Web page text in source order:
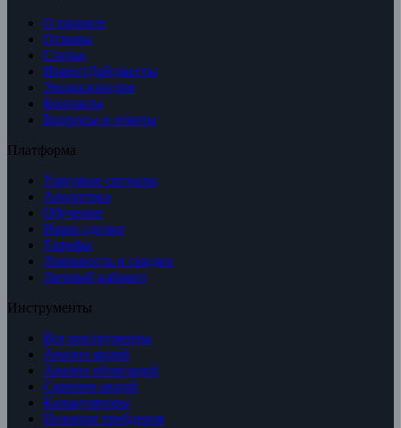
О проекте
Отзывы
Статьи
ИнвестДайджесты
Энциклопедия
Контакты
Вопросы и ответы
Платформа
Торговые сигналы
Аналитика
Обучение
Наши сделки
Тарифы
Лояльность и скидки
Личный кабинет
Инструменты
Все инструменты
Анализ акций
Анализ облигаций
Скринер акций
Калькуляторы
Позиции трейдеров